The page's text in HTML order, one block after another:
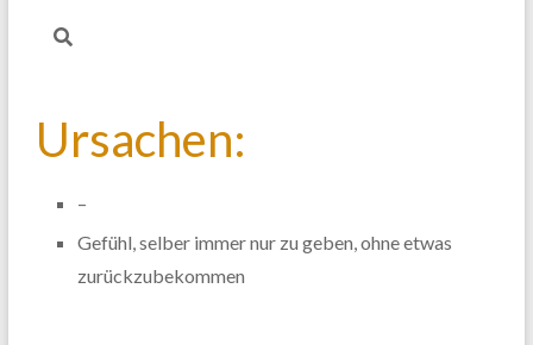
Ursachen:
–
Gefühl, selber immer nur zu geben, ohne etwas
zurückzubekommen